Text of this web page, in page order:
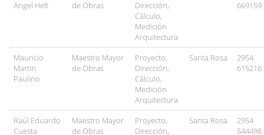
Angel Helt
de Obras
Dirección,
Cálculo,
Medición
Arquitectura
669159
Mauricio
Martin
Paulino
Maestro Mayor
de Obras
Proyecto,
Dirección,
Cálculo,
Medición
Arquitectura
Santa Rosa
2954
615216
Raúl Eduardo
Cuesta
Maestro Mayor
de Obras
Proyecto,
Dirección,
Santa Rosa
2954
544498